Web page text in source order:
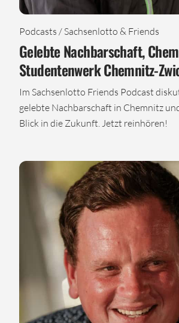
Podcasts / Sachsenlotto & Friends
Gelebte Nachbarschaft,
Studentenwerk Chemnitz-
Im Sachsenlotto Friends Podcast
gelebte Nachbarschaft in Chemnitz
Blick in die Zukunft. Jetzt reinhören!